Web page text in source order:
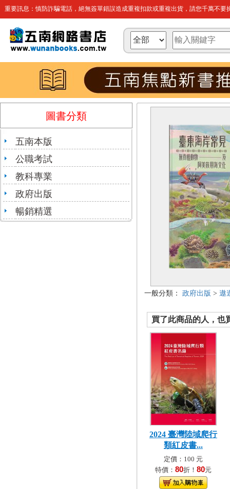
重要訊息：慎防詐騙電話，絕無簽單錯誤造成重複扣款或重複出貨，請您千萬不要
圖書分類
五南本版
公職考試
教科專業
政府出版
暢銷精選
一般分類： 政府出版 > 遨
買了此商品的人，也
2024 臺灣陸域爬行
類紅皮書...
定價：100 元
特價： 80折！ 80元